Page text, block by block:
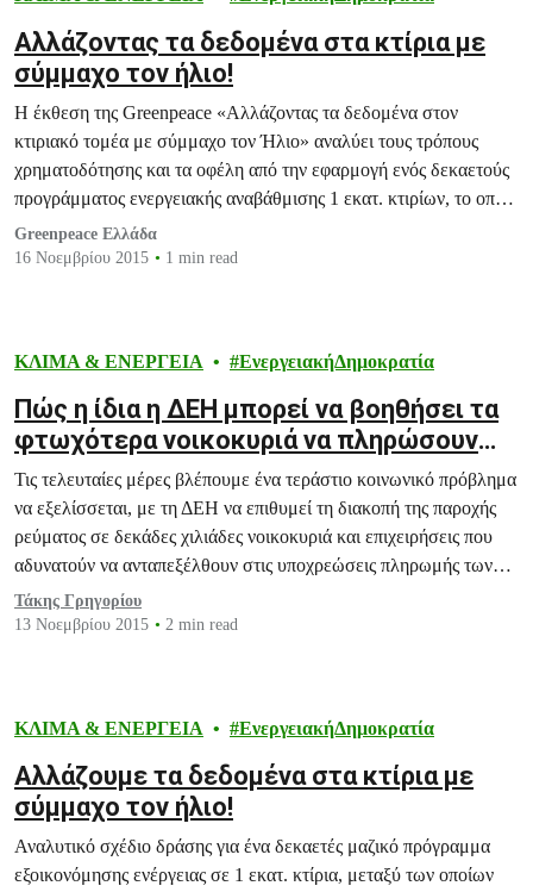
Αλλάζοντας τα δεδομένα στα κτίρια με
σύμμαχο τον ήλιο!
Η έκθεση της Greenpeace «Αλλάζοντας τα δεδομένα στον
κτιριακό τομέα με σύμμαχο τον Ήλιο» αναλύει τους τρόπους
χρηματοδότησης και τα οφέλη από την εφαρμογή ενός δεκαετούς
προγράμματος ενεργειακής αναβάθμισης 1 εκατ. κτιρίων, το οποίο
συμπεριλαμβάνει δωρεάν ηλιακή ενέργεια από τη ΔΕΗ σε
300.000 νοικοκυριά.
Greenpeace Ελλάδα
16 Νοεμβρίου 2015
1 min read
ΚΛΙΜΑ & ΕΝΕΡΓΕΙΑ ΕνεργειακήΔημοκρατία
Πώς η ίδια η ΔΕΗ μπορεί να βοηθήσει τα
φτωχότερα νοικοκυριά να πληρώσουν
τους λογαριασμούς τους
Τις τελευταίες μέρες βλέπουμε ένα τεράστιο κοινωνικό πρόβλημα
να εξελίσσεται, με τη ΔΕΗ να επιθυμεί τη διακοπή της παροχής
ρεύματος σε δεκάδες χιλιάδες νοικοκυριά και επιχειρήσεις που
αδυνατούν να ανταπεξέλθουν στις υποχρεώσεις πληρωμής των
λογαριασμών.
Τάκης Γρηγορίου
13 Νοεμβρίου 2015
2 min read
ΚΛΙΜΑ & ΕΝΕΡΓΕΙΑ ΕνεργειακήΔημοκρατία
Αλλάζουμε τα δεδομένα στα κτίρια με
σύμμαχο τον ήλιο!
Αναλυτικό σχέδιο δράσης για ένα δεκαετές μαζικό πρόγραμμα
εξοικονόμησης ενέργειας σε 1 εκατ. κτίρια, μεταξύ των οποίων